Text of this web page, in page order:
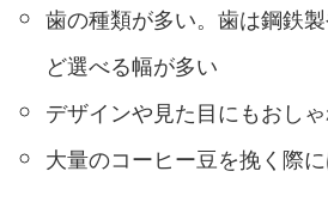
歯の種類が多い。歯は鋼鉄
ど選べる幅が多い
デザインや見た目にもおしゃ
大量のコーヒー豆を挽く際